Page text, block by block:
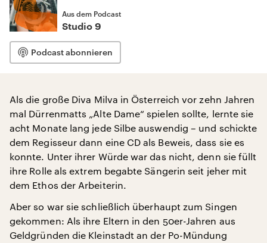
Aus dem Podcast
Studio 9
Podcast abonnieren
Als die große Diva Milva in Österreich vor zehn Jahren
mal Dürrenmatts „Alte Dame“ spielen sollte, lernte sie
acht Monate lang jede Silbe auswendig – und schickte
dem Regisseur dann eine CD als Beweis, dass sie es
konnte. Unter ihrer Würde war das nicht, denn sie füllt
ihre Rolle als extrem begabte Sängerin seit jeher mit
dem Ethos der Arbeiterin.
Aber so war sie schließlich überhaupt zum Singen
gekommen: Als ihre Eltern in den 50er-Jahren aus
Geldgründen die Kleinstadt an der Po-Mündung